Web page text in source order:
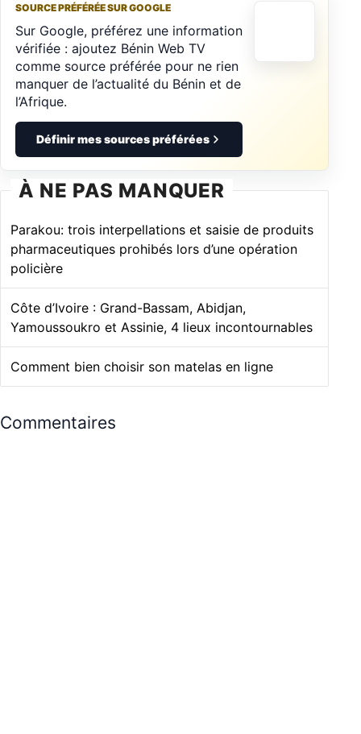
SOURCE PRÉFÉRÉE SUR GOOGLE
Sur Google, préférez une information
vérifiée : ajoutez Bénin Web TV
comme source préférée pour ne rien
manquer de l’actualité du Bénin et de
l’Afrique.
Définir mes sources préférées
À NE PAS MANQUER
Parakou: trois interpellations et saisie de produits
pharmaceutiques prohibés lors d’une opération
policière
Côte d’Ivoire : Grand-Bassam, Abidjan,
Yamoussoukro et Assinie, 4 lieux incontournables
Comment bien choisir son matelas en ligne
Commentaires